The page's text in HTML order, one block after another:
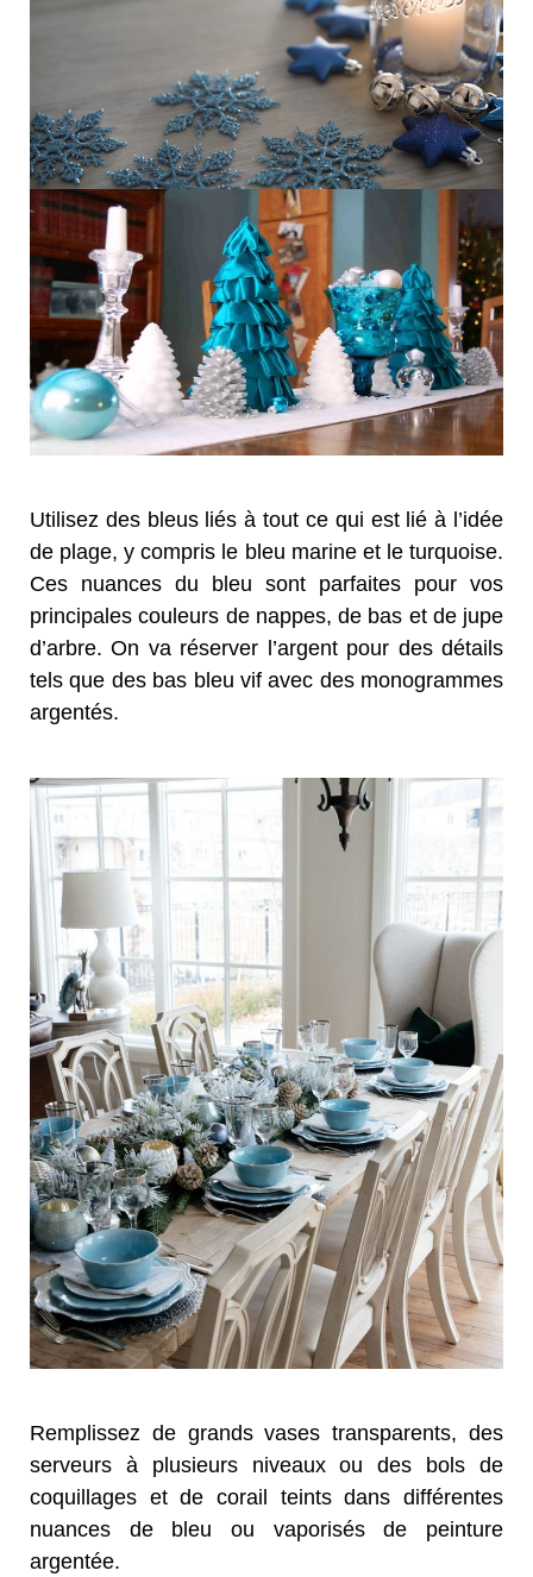
Utilisez des bleus liés à tout ce qui est lié à l’idée
de plage, y compris le bleu marine et le turquoise.
Ces nuances du bleu sont parfaites pour vos
principales couleurs de nappes, de bas et de jupe
d’arbre. On va réserver l’argent pour des détails
tels que des bas bleu vif avec des monogrammes
argentés.
Remplissez de grands vases transparents, des
serveurs à plusieurs niveaux ou des bols de
coquillages et de corail teints dans différentes
nuances de bleu ou vaporisés de peinture
argentée.